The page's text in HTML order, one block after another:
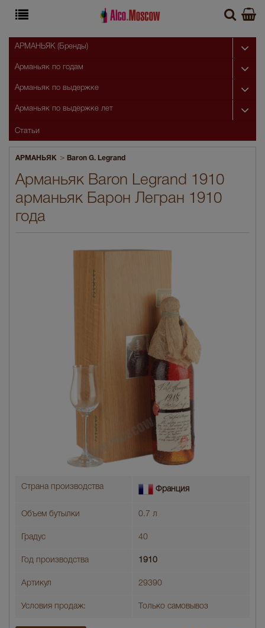
АРМАНЬЯК > Baron G. Legrand
Арманьяк Baron Legrand 1910
арманьяк Барон Легран 1910
года
Страна производства Франция
Объем бутылки 0.7 л
Градус 40
Год производства 1910
Артикул 29390
Условия продаж: Только самовывоз
АРМАНЬЯК (Бренды)
Арманьяк по годам
Арманьяк по выдержке
Арманьяк по выдержке лет
Статьи